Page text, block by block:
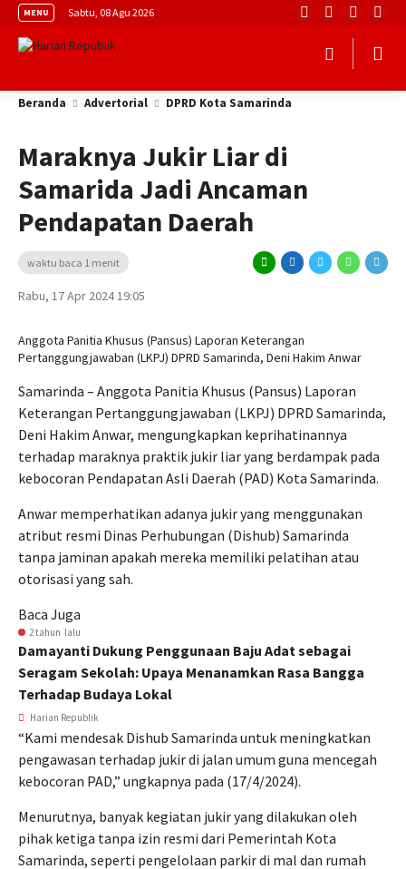
MENU Sabtu, 08 Agu 2026
Beranda Advertorial DPRD Kota Samarinda
Maraknya Jukir Liar di
Samarida Jadi Ancaman
Pendapatan Daerah
waktu baca 1 menit
Rabu, 17 Apr 2024 19:05
Anggota Panitia Khusus (Pansus) Laporan Keterangan
Pertanggungjawaban (LKPJ) DPRD Samarinda, Deni Hakim Anwar
Samarinda – Anggota Panitia Khusus (Pansus) Laporan
Keterangan Pertanggungjawaban (LKPJ) DPRD Samarinda,
Deni Hakim Anwar, mengungkapkan keprihatinannya
terhadap maraknya praktik jukir liar yang berdampak pada
kebocoran Pendapatan Asli Daerah (PAD) Kota Samarinda.
Anwar memperhatikan adanya jukir yang menggunakan
atribut resmi Dinas Perhubungan (Dishub) Samarinda
tanpa jaminan apakah mereka memiliki pelatihan atau
otorisasi yang sah.
Baca Juga
2 tahun lalu
Damayanti Dukung Penggunaan Baju Adat sebagai
Seragam Sekolah: Upaya Menanamkan Rasa Bangga
Terhadap Budaya Lokal
Harian Republik
“Kami mendesak Dishub Samarinda untuk meningkatkan
pengawasan terhadap jukir di jalan umum guna mencegah
kebocoran PAD,” ungkapnya pada (17/4/2024).
Menurutnya, banyak kegiatan jukir yang dilakukan oleh
pihak ketiga tanpa izin resmi dari Pemerintah Kota
Samarinda, seperti pengelolaan parkir di mal dan rumah